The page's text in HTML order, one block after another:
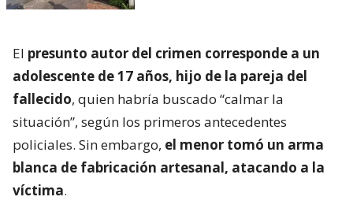
El presunto autor del crimen corresponde a un
adolescente de 17 años, hijo de la pareja del
fallecido, quien habría buscado “calmar la
situación”, según los primeros antecedentes
policiales. Sin embargo, el menor tomó un arma
blanca de fabricación artesanal, atacando a la
víctima.